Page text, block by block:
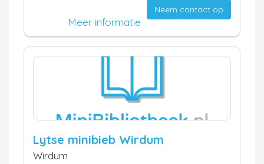
Neem contact op
Meer informatie
Lytse minibieb Wirdum
Wirdum